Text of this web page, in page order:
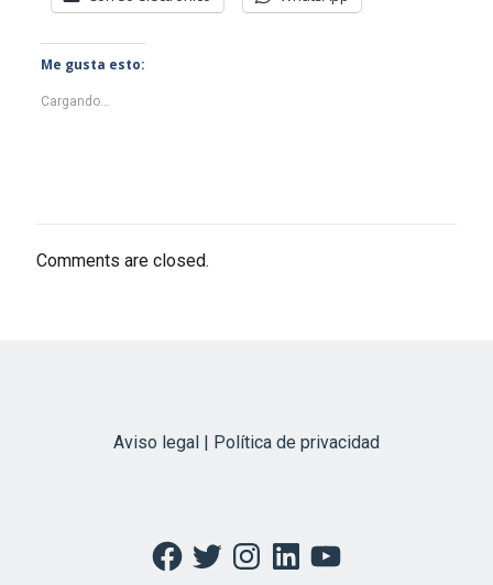
Me gusta esto:
Cargando...
Comments are closed.
Aviso legal | Política de privacidad
Facebook
TwitterInstagramLinkedInYouTube